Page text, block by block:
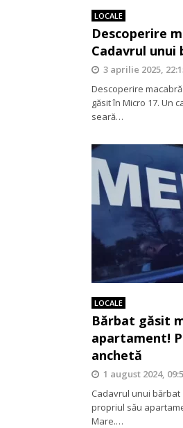
LOCALE
Descoperire
Cadavrul
3 aprilie 2025,
Descoperire
găsit în Micro 17. Un
seară…
LOCALE
Bărbat găsit
apartament!
anchetă
1 august 2024,
Cadavrul unui bărbat
propriul său
Mare.…